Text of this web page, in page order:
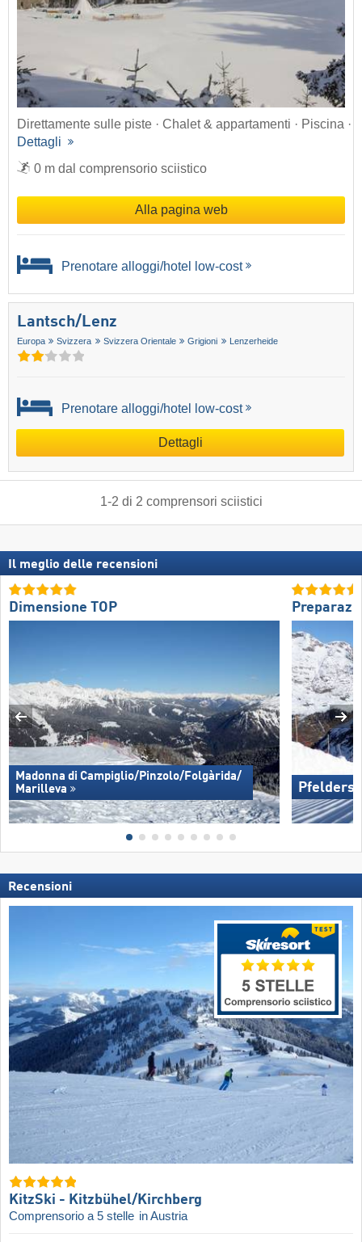
Direttamente sulle piste · Chalet & appartamenti · Piscina ·
Dettagli
0 m dal comprensorio sciistico
Alla pagina web
Prenotare alloggi/hotel low-cost
Lantsch/​Lenz
Europa Svizzera Svizzera Orientale Grigioni Lenzerheide
Prenotare alloggi/hotel low-cost
Dettagli
1-2 di 2 comprensori sciistici
Il meglio delle recensioni
Dimensione TOP
Madonna di Campiglio/​Pinzolo/​Folgàrida/​
Marilleva
Pfelders
Recensioni
KitzSki - Kitzbühel/​Kirchberg
Comprensorio a 5 stelle in Austria